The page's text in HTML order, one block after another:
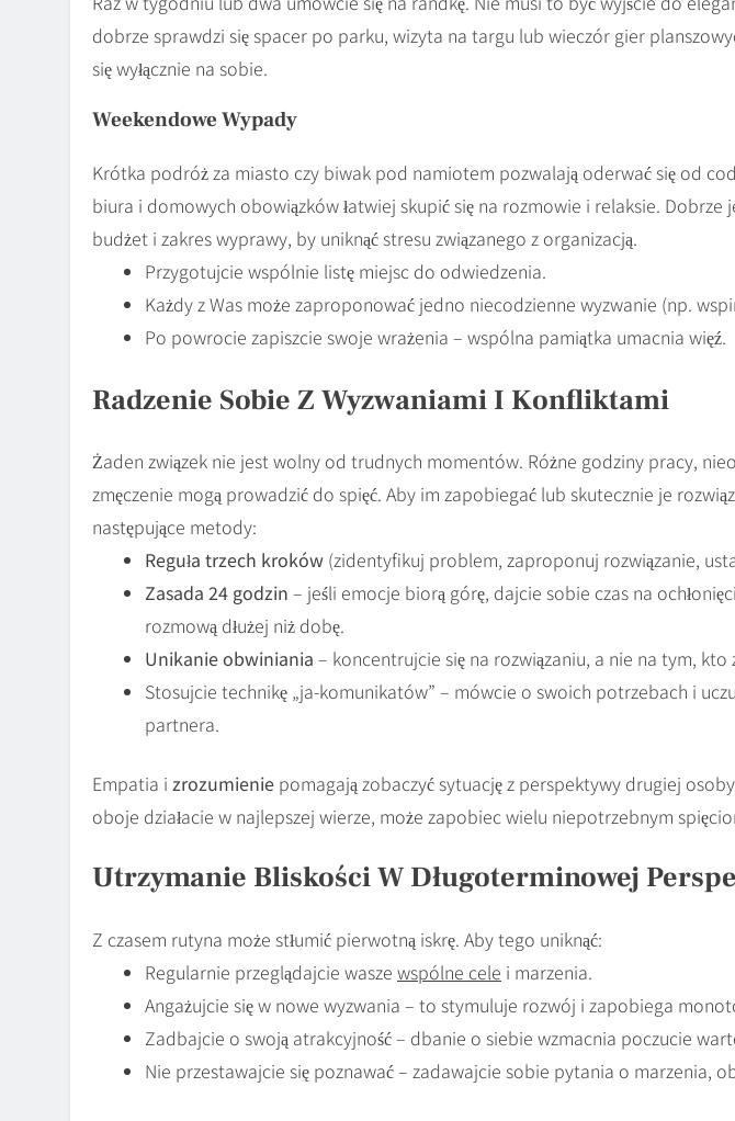
dobrze sprawdzi się spacer po parku, wizyta na targu lub wieczór gier
się wyłącznie na sobie.
Weekendowe Wypady
Krótka podróż za miasto czy biwak pod namiotem pozwalają oderwać się od
biura i domowych obowiązków łatwiej skupić się na rozmowie i relaksie. Dobrze
budżet i zakres wyprawy, by uniknąć stresu związanego z organizacją.
Przygotujcie wspólnie listę miejsc do odwiedzenia.
Każdy z Was może zaproponować jedno niecodzienne wyzwanie (np.
Po powrocie zapiszcie swoje wrażenia – wspólna pamiątka umacnia więź.
Radzenie Sobie Z Wyzwaniami I Konfliktami
Żaden związek nie jest wolny od trudnych momentów. Różne godziny pracy,
zmęczenie mogą prowadzić do spięć. Aby im zapobiegać lub skutecznie je
następujące metody:
Reguła trzech kroków (zidentyfikuj problem, zaproponuj rozwiązanie,
Zasada 24 godzin – jeśli emocje biorą górę, dajcie sobie czas na
rozmową dłużej niż dobę.
Unikanie obwiniania – koncentrujcie się na rozwiązaniu, a nie na tym, kto
Stosujcie technikę „ja-komunikatów” – mówcie o swoich potrzebach i
partnera.
Empatia i zrozumienie pomagają zobaczyć sytuację z perspektywy drugiej
oboje działacie w najlepszej wierze, może zapobiec wielu niepotrzebnym
Utrzymanie Bliskości W Długoterminowej
Z czasem rutyna może stłumić pierwotną iskrę. Aby tego uniknąć:
Regularnie przeglądajcie wasze wspólne cele i marzenia.
Angażujcie się w nowe wyzwania – to stymuluje rozwój i zapobiega
Zadbajcie o swoją atrakcyjność – dbanie o siebie wzmacnia poczucie
Nie przestawajcie się poznawać – zadawajcie sobie pytania o marzenia,